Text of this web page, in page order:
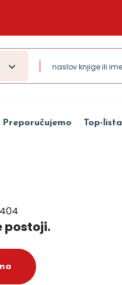
Preporučujemo Top-lista
postoji.